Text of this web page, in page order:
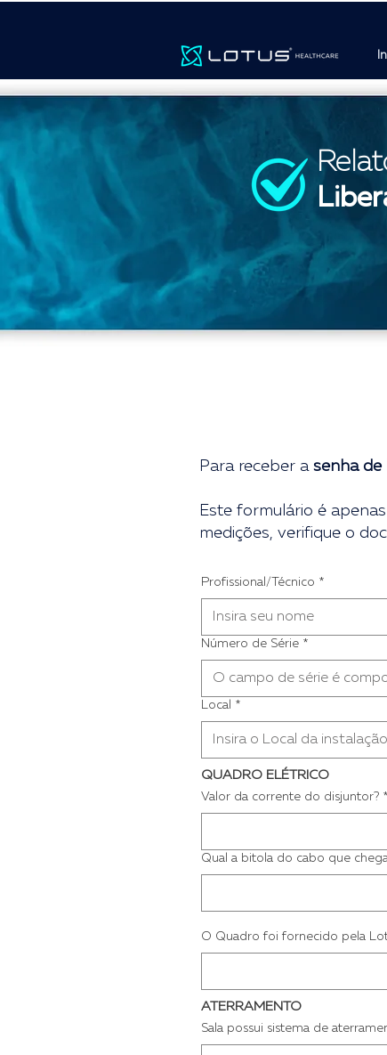
Para receber a senha de
Este formulário é
medições, verifique o
Profissional/Técnico *
Número de Série *
Local *
QUADRO ELÉTRICO
Valor da corrente do disjuntor? *
Qual a bitola do cabo que
O Quadro foi fornecido pela
ATERRAMENTO
Sala possui sistema de